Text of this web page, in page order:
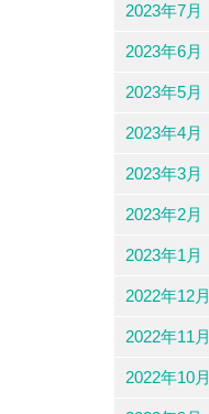
2023年7月
2023年6月
2023年5月
2023年4月
2023年3月
2023年2月
2023年1月
2022年12月
2022年11月
2022年10月